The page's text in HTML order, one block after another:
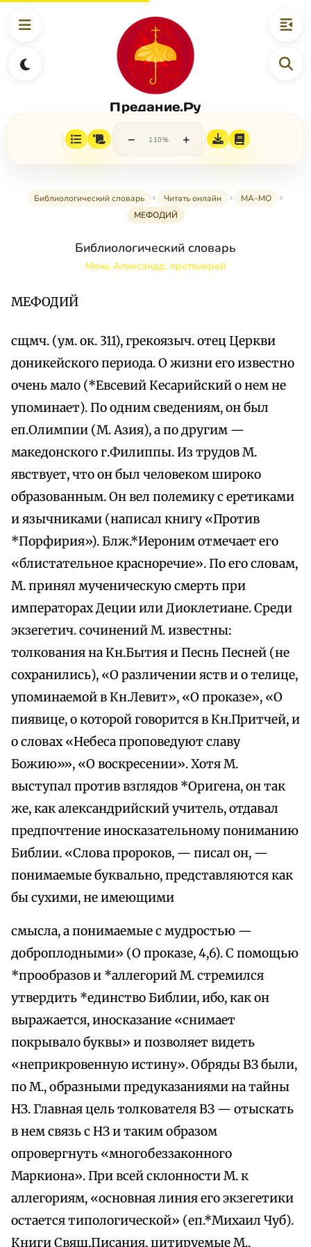
Предание.Ру
− 110% +
Библиологический словарь Читать онлайн
МА–МО
МЕФОДИЙ
Библиологический словарь
Мень Александр, протоиерей
МЕФОДИЙ
сщмч. (ум. ок. 311), грекоязыч. отец Церкви
доникейского периода. О жизни его известно
очень мало (*Евсевий Кесарийский о нем не
упоминает). По одним сведениям, он был
еп.Олимпии (М. Азия), а по другим —
македонского г.Филиппы. Из трудов М.
явствует, что он был человеком широко
образованным. Он вел полемику с еретиками
и язычниками (написал книгу «Против
*Порфирия»). Блж.*Иероним отмечает его
«блистательное красноречие». По его словам,
М. принял мученическую смерть при
императорах Деции или Диоклетиане. Среди
экзегетич. сочинений М. известны:
толкования на Кн.Бытия и Песнь Песней (не
сохранились), «О различении яств и о телице,
упоминаемой в Кн.Левит», «О проказе», «О
пиявице, о которой говорится в Кн.Притчей, и
о словах «Небеса проповедуют славу
Божию»», «О воскресении». Хотя М.
выступал против взглядов *Оригена, он так
же, как александрийский учитель, отдавал
предпочтение иносказательному пониманию
Библии. «Слова пророков, — писал он, —
понимаемые буквально, представляются как
бы сухими, не имеющими
смысла, а понимаемые с мудростью —
доброплодными» (О проказе, 4,6). С помощью
*прообразов и *аллегорий М. стремился
утвердить *единство Библии, ибо, как он
выражается, иносказание «снимает
покрывало буквы» и позволяет видеть
«неприкровенную истину». Обряды ВЗ были,
по М., образными предуказаниями на тайны
НЗ. Главная цель толкователя ВЗ — отыскать
в нем связь с НЗ и таким образом
опровергнуть «многобеззаконного
Маркиона». При всей склонности М. к
аллегориям, «основная линия его экзегетики
остается типологической» (еп.*Михаил Чуб).
Книги Свящ.Писания, цитируемые М.,